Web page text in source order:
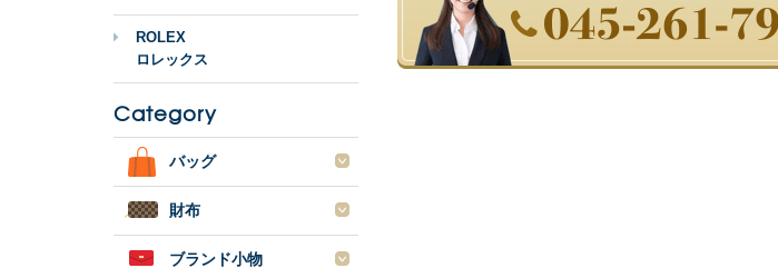
ROLEX
ロレックス
Category
バッグ
財布
ブランド小物